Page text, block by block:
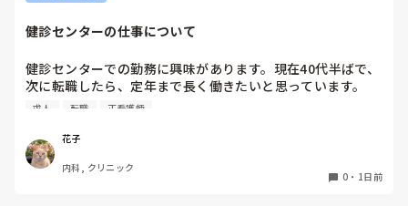
健診センターの仕事について
健診センターでの勤務に興味があります。現在40代半ばで、
次に転職したら、定年まで長く働きたいと思っています。
健診センターは比較的人気があるので、あまり空きがないと
実際、健診センターでの仕事内容は、楽なのでしょうか？ま
た、大変なことは何ですか？
求人 転職 正看護師
花子
内科, クリニック
0 ・ 1日前